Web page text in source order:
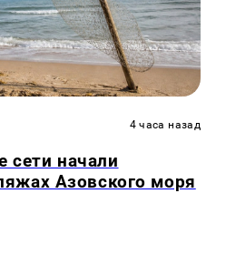
4 часа назад
сети начали
Азовского моря